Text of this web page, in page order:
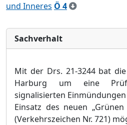
und Inneres Ö 4
Sachverhalt
Mit der Drs. 21-3244 bat
Harburg um eine
signalisierten
Einsatz des neuen
(Verkehrszeichen Nr. 721)